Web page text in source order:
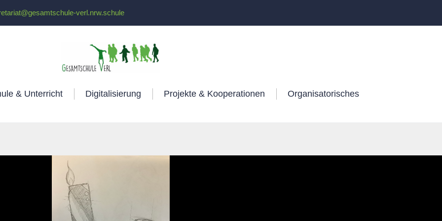
verl.nrw.schule
& Unterricht Digitalisierung Projekte & Kooperationen Organisatorisches